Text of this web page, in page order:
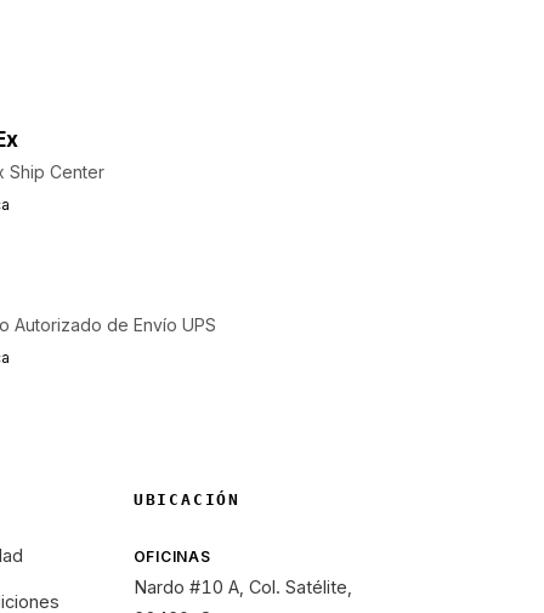
Ship Center
Autorizado de Envío UPS
UBICACIÓN
OFICINAS
Nardo #10 A, Col. Satélite,